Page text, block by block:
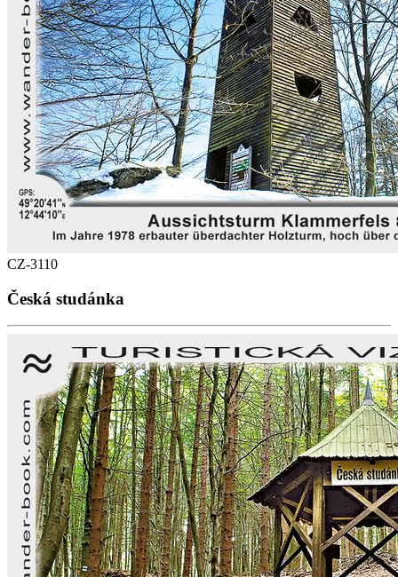
CZ-3110
Česká studánka